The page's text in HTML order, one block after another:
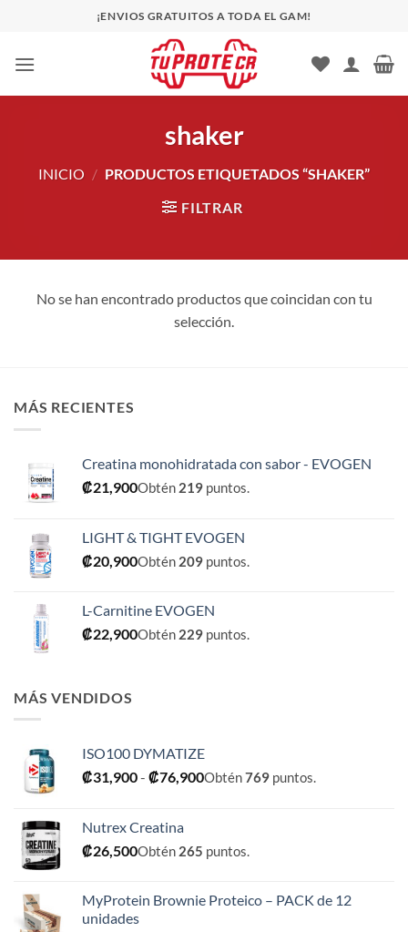
contenido
¡ENVIOS GRATUITOS A TODA EL GAM!
shaker
INICIO / PRODUCTOS ETIQUETADOS “SHAKER”
FILTRAR
No se han encontrado productos que coincidan con tu
selección.
MÁS RECIENTES
Creatina monohidratada con sabor - EVOGEN
₡21,900Obtén 219 puntos.
LIGHT & TIGHT EVOGEN
₡20,900Obtén 209 puntos.
L-Carnitine EVOGEN
₡22,900Obtén 229 puntos.
MÁS VENDIDOS
ISO100 DYMATIZE
₡31,900- ₡76,900Rango
₡31,900
Obtén769 puntos.
Nutrex Creatina
₡26,500Obtén 265 puntos.
MyProtein Brownie Proteico – PACK de 12
unidades